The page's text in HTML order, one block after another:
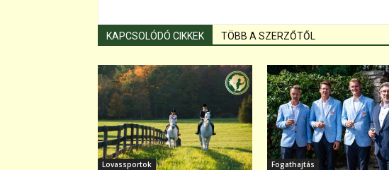
KAPCSOLÓDÓ CIKKEK TÖBB A SZERZŐTŐL
Lovassportok Fogathajtás